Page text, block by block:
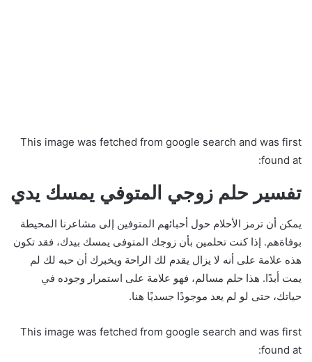
This image was fetched from google search and was first
found at:
تفسير حلم زوجي المتوفي يمسك يدي
يمكن أن ترمز الأحلام حول أحبائهم المتوفين إلى مشاعرنا المحيطة
بوفاةهم. إذا كنت تحلمين بأن زوجك المتوفى يمسك بيدك، فقد تكون
هذه علامة على أنه لا يزال يقدم لك الراحة ويخبرك أن حبه لك لم
يمت أبدًا. هذا حلم مسالم، فهو علامة على استمرار وجوده في
حياتك، حتى لو لم يعد موجودًا جسديًا هنا.
This image was fetched from google search and was first
found at: